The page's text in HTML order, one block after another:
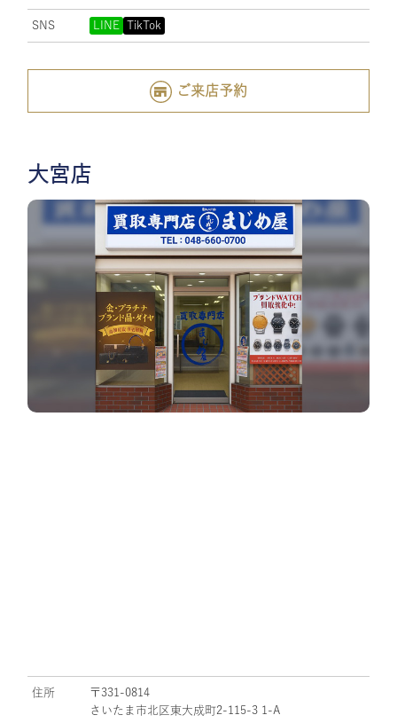
SNS LINE TikTok
ご来店予約
大宮店
住所
〒331-0814
さいたま市北区東大成町2-115-3 1-A